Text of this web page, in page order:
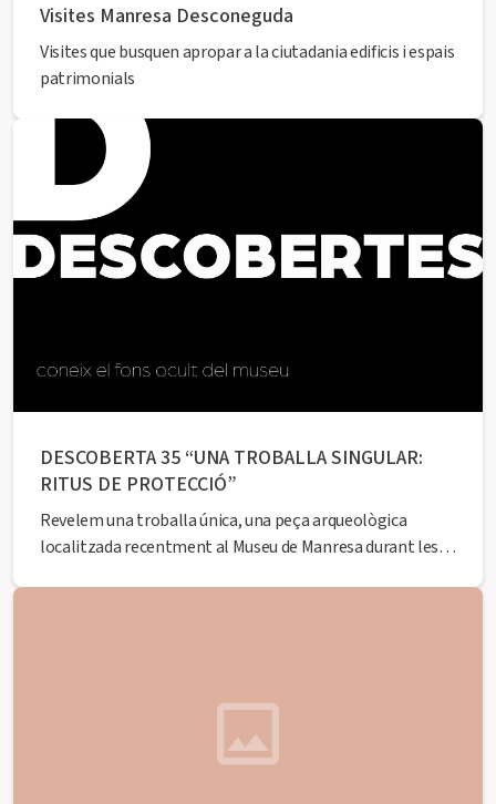
Visites Manresa Desconeguda
Visites que busquen apropar a la ciutadania edificis i espais
patrimonials
DESCOBERTA 35 “UNA TROBALLA SINGULAR:
RITUS DE PROTECCIÓ”
Revelem una troballa única, una peça arqueològica
localitzada recentment al Museu de Manresa durant les